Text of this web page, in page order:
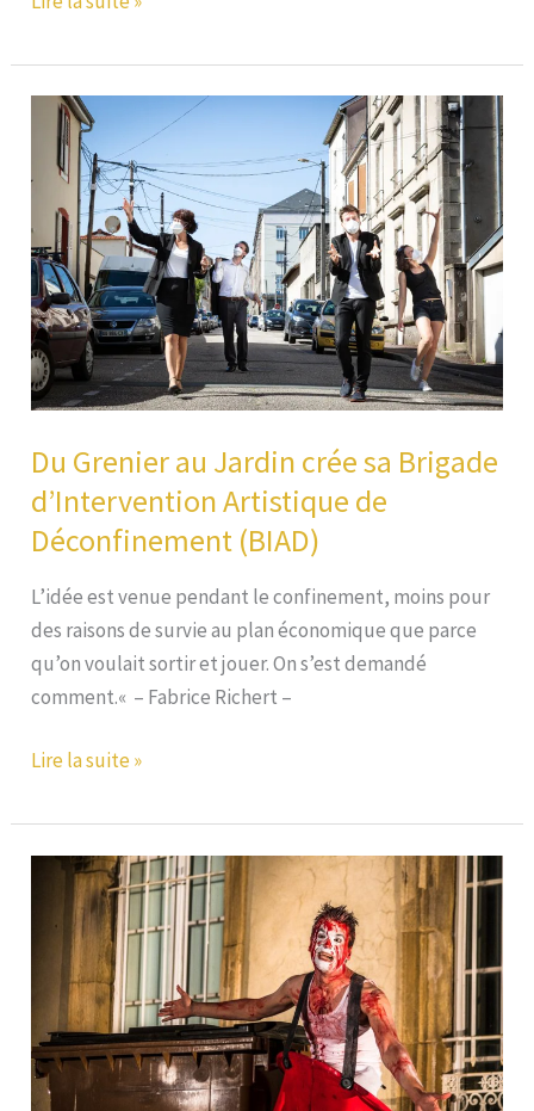
Du Grenier au Jardin crée sa Brigade
d’Intervention Artistique de
Déconfinement (BIAD)
L’idée est venue pendant le confinement, moins pour
des raisons de survie au plan économique que parce
qu’on voulait sortir et jouer. On s’est demandé
comment.« – Fabrice Richert –
Du
au
Jardin
Brigade
d’Intervention
Artistique
de
Déconfinement
Lire la suite »